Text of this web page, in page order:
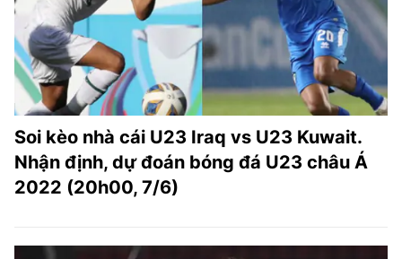
Soi kèo nhà cái U23 Iraq vs U23 Kuwait.
Nhận định, dự đoán bóng đá U23 châu Á
2022 (20h00, 7/6)